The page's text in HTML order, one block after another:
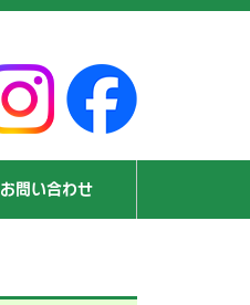
お問い合わせ